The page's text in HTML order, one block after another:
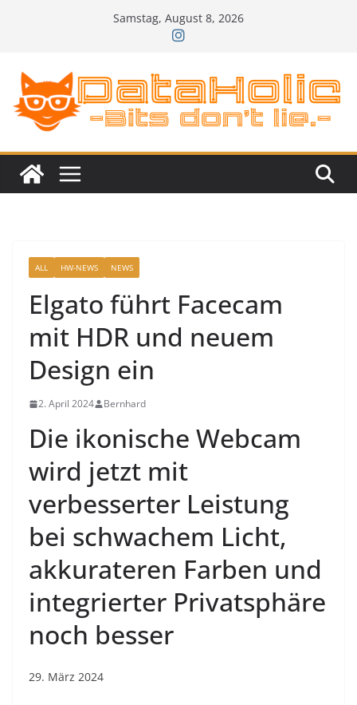
Samstag, August 8, 2026
ALL HW-NEWS NEWS
Elgato führt Facecam
mit HDR und neuem
Design ein
2. April 2024 Bernhard
Die ikonische Webcam
wird jetzt mit
verbesserter Leistung
bei schwachem Licht,
akkurateren Farben und
integrierter Privatsphäre
noch besser
29. März 2024